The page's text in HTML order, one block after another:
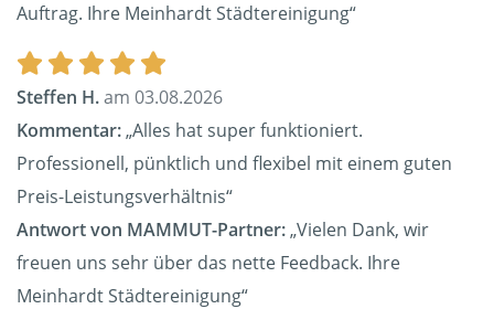
Auftrag. Ihre Meinhardt Städtereinigung“
Steffen H.am 03.08.2026
Kommentar:„Alles hat super funktioniert.
Professionell, pünktlich und flexibel mit einem guten
Preis-Leistungsverhältnis“
Antwort von MAMMUT-Partner:„Vielen Dank, wir
freuen uns sehr über das nette Feedback. Ihre
Meinhardt Städtereinigung“